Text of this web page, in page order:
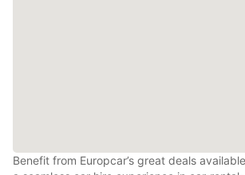
Benefit from Europcar’s great deals